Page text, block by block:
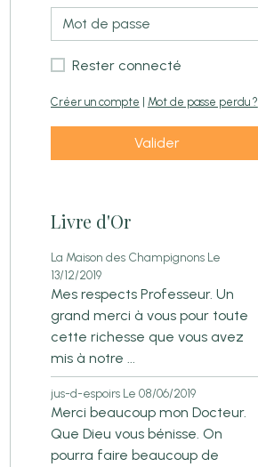
Rester connecté
Créer un compte Mot de passe perdu ?
Valider
Livre d'Or
La Maison des Champignons Le
13/12/2019
Mes respects Professeur. Un
grand merci à vous pour toute
cette richesse que vous avez
mis à notre ...
jus-d-espoirs Le 08/06/2019
Merci beaucoup mon Docteur.
Que Dieu vous bénisse. On
pourra faire beaucoup de